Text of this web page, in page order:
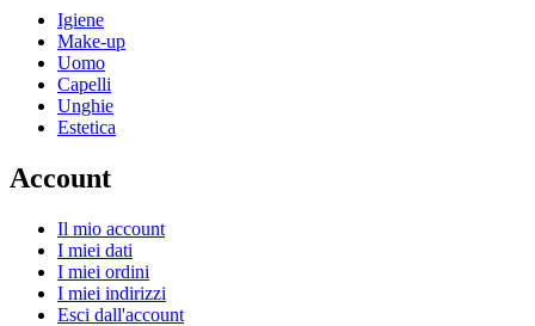
Igiene
Make-up
Uomo
Capelli
Unghie
Estetica
Account
Il mio account
I miei dati
I miei ordini
I miei indirizzi
Esci dall'account